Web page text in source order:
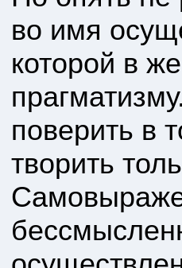
во имя
которой в
поверить в
творить